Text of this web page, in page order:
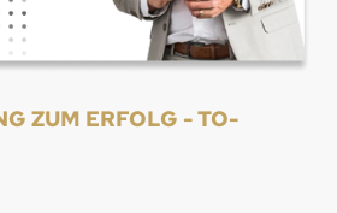
ZUM ERFOLG - TO-